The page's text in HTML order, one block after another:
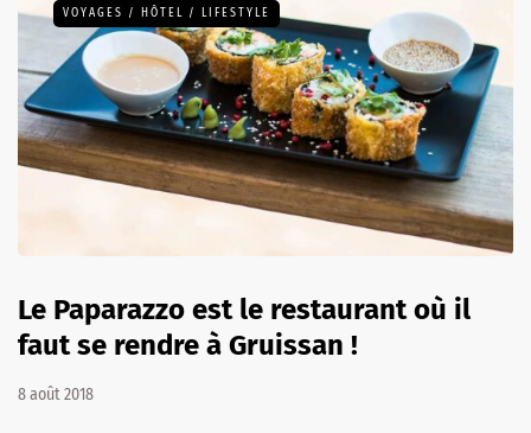
VOYAGES / HÔTEL / LIFESTYLE
Le Paparazzo est le restaurant où il
faut se rendre à Gruissan !
8 août 2018